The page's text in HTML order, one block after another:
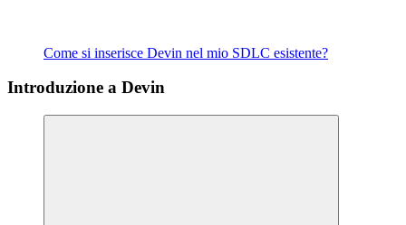
Come si inserisce Devin nel mio SDLC esistente?
Introduzione a Devin